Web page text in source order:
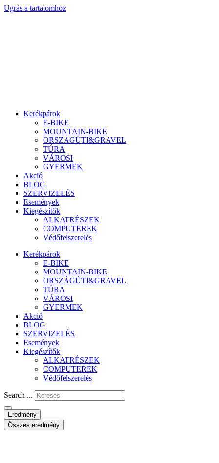
Ugrás a tartalomhoz
Kerékpárok
E-BIKE
MOUNTAIN-BIKE
ORSZÁGÚTI&GRAVEL
TÚRA
VÁROSI
GYERMEK
Akció
BLOG
SZERVIZELÉS
Események
Kiegészítők
ALKATRÉSZEK
COMPUTEREK
Védőfelszerelés
Kerékpárok
E-BIKE
MOUNTAIN-BIKE
ORSZÁGÚTI&GRAVEL
TÚRA
VÁROSI
GYERMEK
Akció
BLOG
SZERVIZELÉS
Események
Kiegészítők
ALKATRÉSZEK
COMPUTEREK
Védőfelszerelés
Search ...
Eredmény
Összes eredmény